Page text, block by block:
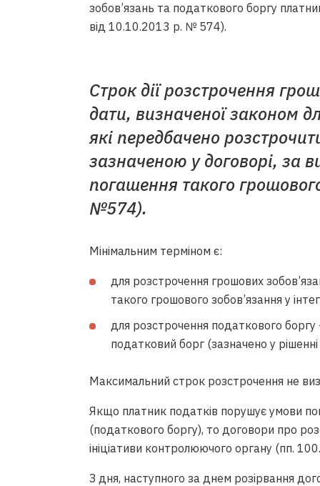
зобов’язань та податкового боргу
від 10.10.2013 р. № 574).
Строк дії розстрочення
дати, визначеної законом
які передбачено
зазначеною у договорі, за
погашення такого
№574).
Мінімальним терміном є:
для розстрочення грошових
такого грошового зобов’язання у
для розстрочення податкового боргу
податковий борг (зазначено у
Максимальний строк розстрочення не
Якщо платник податків порушує умови
(податкового боргу), то договори про
ініціативи контролюючого органу (пп.
З дня, наступного за днем розірвання